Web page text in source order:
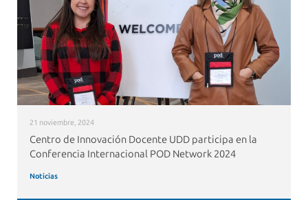
21 noviembre, 2024
Centro de Innovación Docente UDD participa en la
Conferencia Internacional POD Network 2024
Noticias